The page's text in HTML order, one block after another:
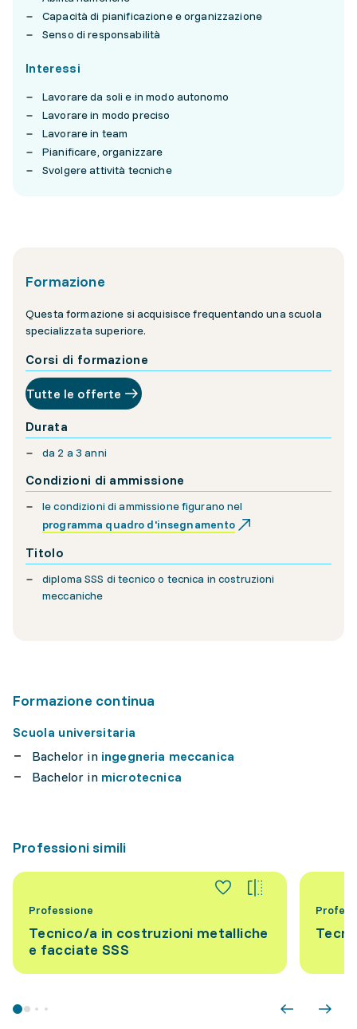
Capacità di pianificazione e organizzazione
Senso di responsabilità
Interessi
Lavorare da soli e in modo autonomo
Lavorare in modo preciso
Lavorare in team
Pianificare, organizzare
Svolgere attività tecniche
Formazione
Questa formazione si acquisisce frequentando una scuola
specializzata superiore.
Corsi di formazione
Tutte le offerte
Durata
da 2 a 3 anni
Condizioni di ammissione
le condizioni di ammissione figurano nel
programma quadro d'insegnamento
Titolo
diploma SSS di tecnico o tecnica in costruzioni
meccaniche
Formazione continua
Scuola universitaria
Bachelor in ingegneria meccanica
Bachelor in microtecnica
Professioni simili
Professione
Tecnico/a in costruzioni metalliche
e facciate SSS